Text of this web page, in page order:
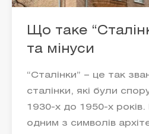
Що таке
та мінуси
“Сталінки” – це так
сталінки, які були
1930-х до 1950-х років.
одним з символів